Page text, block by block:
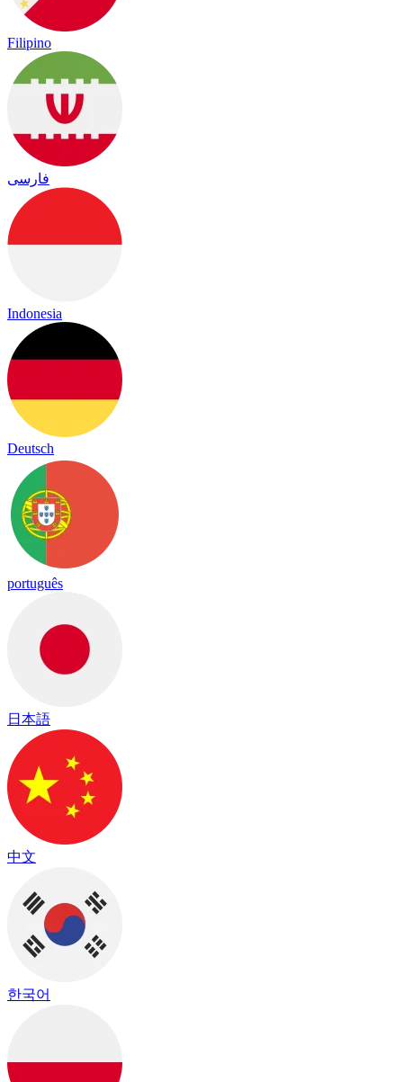
Filipino
فارسی
Indonesia
Deutsch
português
日本語
中文
한국어